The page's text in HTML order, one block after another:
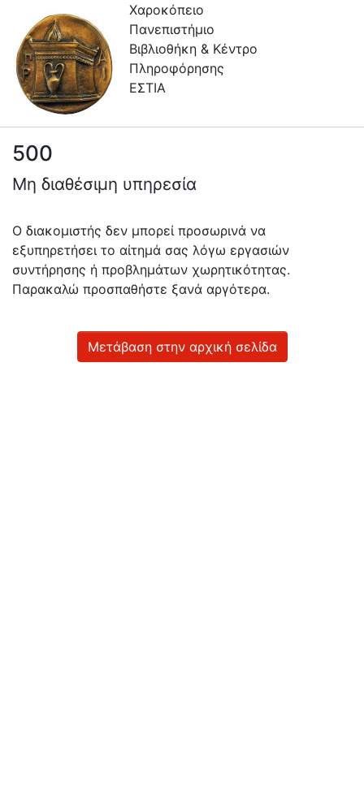
Χαροκόπειο
Πανεπιστήμιο
Βιβλιοθήκη & Κέντρο
Πληροφόρησης
ΕΣΤΙΑ
Πληροφορίες
Επικοινωνία
Υπηρεσίες
Αυτοαπόθεσης
Ανοιχτά
Δεδομένα
500
Μη διαθέσιμη υπηρεσία
Ο διακομιστής δεν μπορεί προσωρινά να
εξυπηρετήσει το αίτημά σας λόγω εργασιών
συντήρησης ή προβλημάτων χωρητικότητας.
Παρακαλώ προσπαθήστε ξανά αργότερα.
Μετάβαση στην αρχική σελίδα